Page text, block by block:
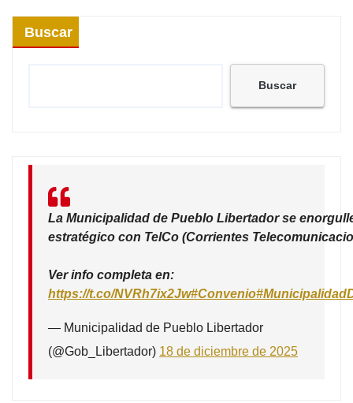
Buscar
Buscar
La Municipalidad de Pueblo Libertador se
estratégico con TelCo (Corrientes
Ver info completa en:
https://t.co/NVRh7ix2Jw#Convenio
— Municipalidad de Pueblo Libertador
(@Gob_Libertador) 18 de diciembre de 2025